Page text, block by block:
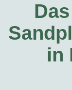
in